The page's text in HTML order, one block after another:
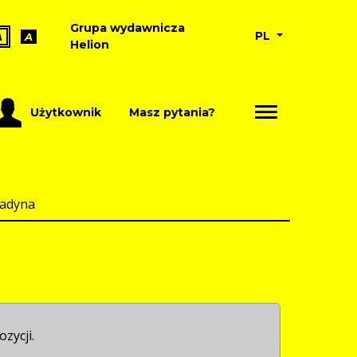
A
Grupa wydawnicza
Helion
PL
Użytkownik Masz pytania?